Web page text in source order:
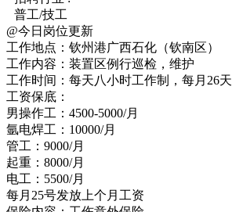
普工/技工
@今日岗位更新
工作地点：钦州港广西石化（钦南区）
工作内容：装置区例行巡检，维护
工作时间：每天八小时工作制，每月26天
工资保底：
男操作工：4500-5000/月
氩电焊工：10000/月
管工：9000/月
起重：8000/月
电工：5500/月
每月25号发放上个月工资